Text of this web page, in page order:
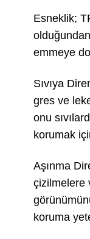
Esneklik;
emmeye
Sıvıya
gres ve
onu
korumak
Aşınma
çizilmelere
koruma